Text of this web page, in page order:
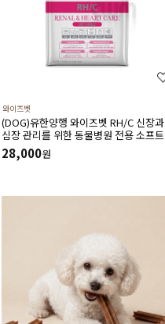
와이즈벳
(DOG)유한양행 와이즈벳 RH/C 신장과
심장 관리를 위한 동물병원 전용 소프트
사료(1.2kg) 저단백 저인 저나트륨 3저설
계 심장건강에 도움을 주는 기능성 성분
28,000원